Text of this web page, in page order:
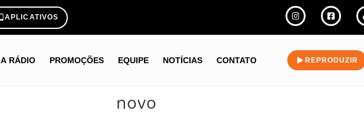
APLICATIVOS
A RÁDIO PROMOÇÕES EQUIPE NOTÍCIAS CONTATO REPRODUZIR
novo